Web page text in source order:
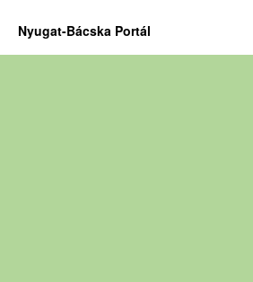
Nyugat-Bácska Portál